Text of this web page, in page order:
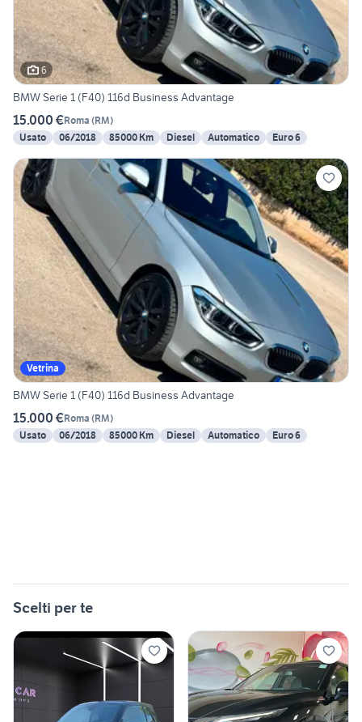
6
BMW Serie 1 (F40) 116d Business Advantage
15.000 €Roma (RM)
Usato
06/2018 85000 Km Diesel Automatico Euro 6
Vetrina
BMW Serie 1 (F40) 116d Business Advantage
15.000 €Roma (RM)
Usato
06/2018 85000 Km Diesel Automatico Euro 6
Scelti per te